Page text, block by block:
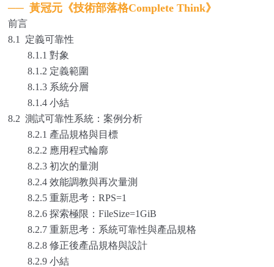
── 黃冠元《技術部落格Complete Think》
前言
8.1 定義可靠性
8.1.1 對象
8.1.2 定義範圍
8.1.3 系統分層
8.1.4 小結
8.2 測試可靠性系統：案例分析
8.2.1 產品規格與目標
8.2.2 應用程式輪廓
8.2.3 初次的量測
8.2.4 效能調教與再次量測
8.2.5 重新思考：RPS=1
8.2.6 探索極限：FileSize=1GiB
8.2.7 重新思考：系統可靠性與產品規格
8.2.8 修正後產品規格與設計
8.2.9 小結